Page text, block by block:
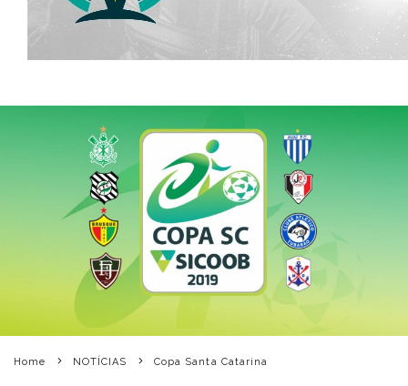
Home NOTÍCIAS Copa Santa Catarina